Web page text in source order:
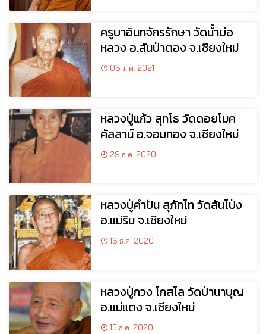
ครูบาอินทจักรรักษา วัดน้ำบ่อ
หลวง อ.สันป่าตอง จ.เชียงใหม่
06 ม.ค. 2021
หลวงปู่แก้ว สุทโธ วัดดอยโมค
คัลลาน์ อ.จอมทอง จ.เชียงใหม่
29 ธ.ค. 2020
หลวงปู่คำปัน สุภัทโท วัดสันโป่ง
อ.แม่ริม จ.เชียงใหม่
16 ธ.ค. 2020
หลวงปู่กวง โกสโล วัดป่านาบุญ
อ.แม่แตง จ.เชียงใหม่
15 ธ.ค. 2020